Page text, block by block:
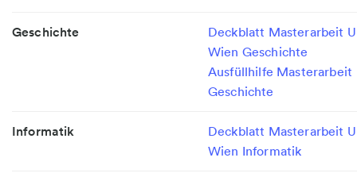
Geschichte
Deckblatt Masterarbeit
Wien Geschichte
Ausfüllhilfe Masterarbeit
Geschichte
Informatik
Deckblatt Masterarbeit
Wien Informatik